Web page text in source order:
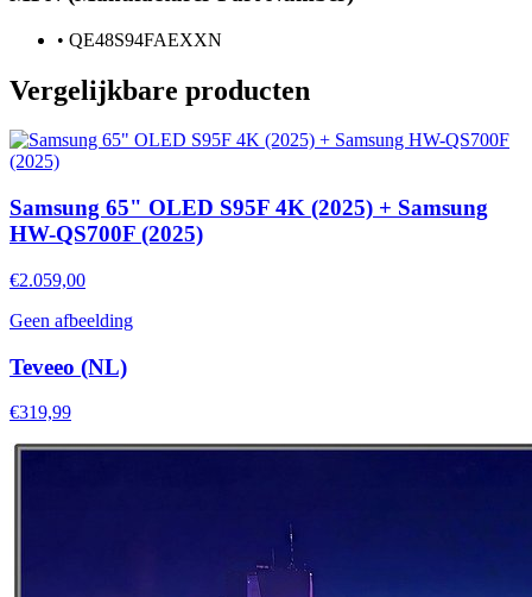
• QE48S94FAEXXN
Vergelijkbare producten
Samsung 65" OLED S95F 4K (2025) + Samsung
HW-QS700F (2025)
€2.059,00
Geen afbeelding
Teveeo (NL)
€319,99